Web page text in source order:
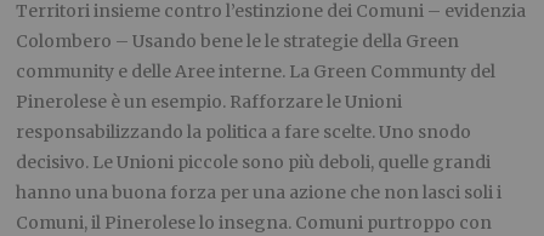
Territori insieme contro l’estinzione dei Comuni – evidenzia
Colombero – Usando bene le le strategie della Green
community e delle Aree interne. La Green Communty del
Pinerolese è un esempio. Rafforzare le Unioni
responsabilizzando la politica a fare scelte. Uno snodo
decisivo. Le Unioni piccole sono più deboli, quelle grandi
hanno una buona forza per una azione che non lasci soli i
Comuni, il Pinerolese lo insegna. Comuni purtroppo con